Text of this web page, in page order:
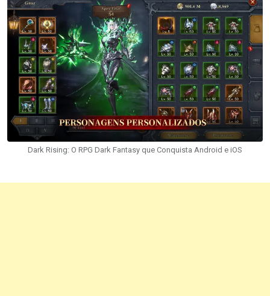
Dark Rising: O RPG Dark Fantasy que Conquista Android e iOS